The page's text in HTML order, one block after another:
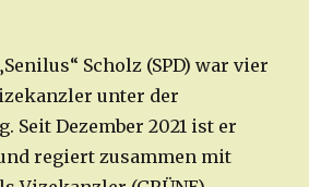
Scholz (SPD) war vier
unter der
Seit Dezember 2021 ist er
regiert zusammen mit